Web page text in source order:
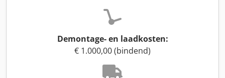
Demontage- en laadkosten:
€ 1.000,00 (bindend)